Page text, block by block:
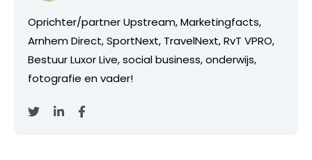
Oprichter/partner Upstream, Marketingfacts,
Arnhem Direct, SportNext, TravelNext, RvT VPRO,
Bestuur Luxor Live, social business, onderwijs,
fotografie en vader!